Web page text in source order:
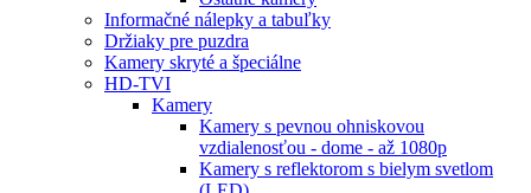
Informačné nálepky a tabuľky
Držiaky pre puzdra
Kamery skryté a špeciálne
HD-TVI
Kamery
Kamery s pevnou ohniskovou
vzdialenosťou - dome - až 1080p
Kamery s reflektorom s bielym svetlom